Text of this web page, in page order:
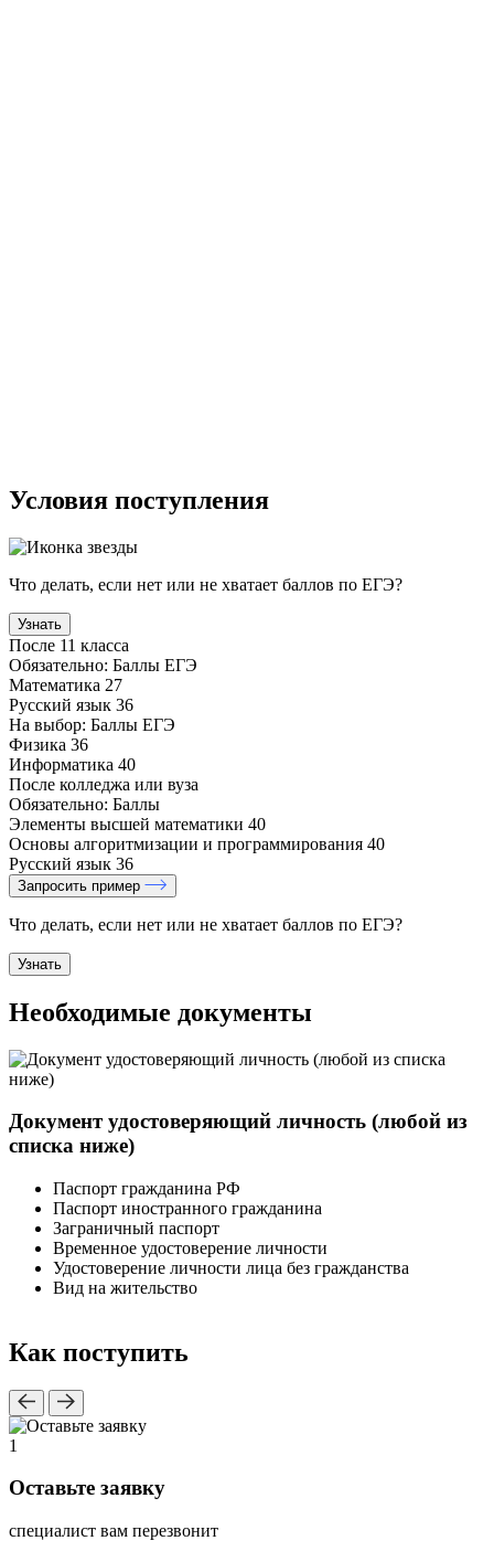
Условия поступления
Что делать, если нет или не хватает баллов по ЕГЭ?
Узнать
После 11 класса
Обязательно: Баллы ЕГЭ
Математика 27
Русский язык 36
На выбор: Баллы ЕГЭ
Физика 36
Информатика 40
После колледжа или вуза
Обязательно: Баллы
Элементы высшей математики 40
Основы алгоритмизации и программирования 40
Русский язык 36
Запросить пример
Что делать, если нет или не хватает баллов по ЕГЭ?
Узнать
Необходимые документы
Документ удостоверяющий личность (любой из
списка ниже)
Паспорт гражданина РФ
Паспорт иностранного гражданина
Заграничный паспорт
Временное удостоверение личности
Удостоверение личности лица без гражданства
Вид на жительство
Как поступить
1
Оставьте заявку
специалист вам перезвонит